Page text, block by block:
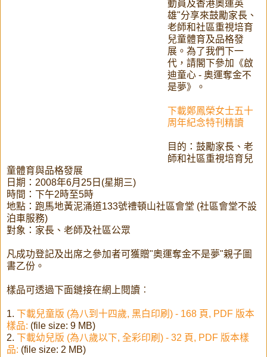
動員及香港奧運英
雄"分享來鼓勵家長、
老師和社區重視培育
兒童體育及品格發
展。為了我們下一
代，請閣下參加《啟
迪童心 - 奧運奪金不
是夢》。
下載鄭鳳榮女士五十
周年紀念特刊精讀
目的：鼓勵家長、老
師和社區重視培育兒
童體育與品格發展
日期：2008年6月25日(星期三)
時間：下午2時至5時
地點：跑馬地黃泥涌道133號禮頓山社區會堂 (社區會堂不設
泊車服務)
對象：家長、老師及社區公眾
凡成功登記及出席之參加者可獲贈"奧運奪金不是夢"親子圖
書乙份。
樣品可透過下面鏈接在網上閱讀︰
1. 下載兒童版 (為八到十四歲, 黑白印刷) - 168 頁, PDF 版本
樣品: (file size: 9 MB)
2. 下載幼兒版 (為八歲以下, 全彩印刷) - 32 頁, PDF 版本樣
品: (file size: 2 MB)